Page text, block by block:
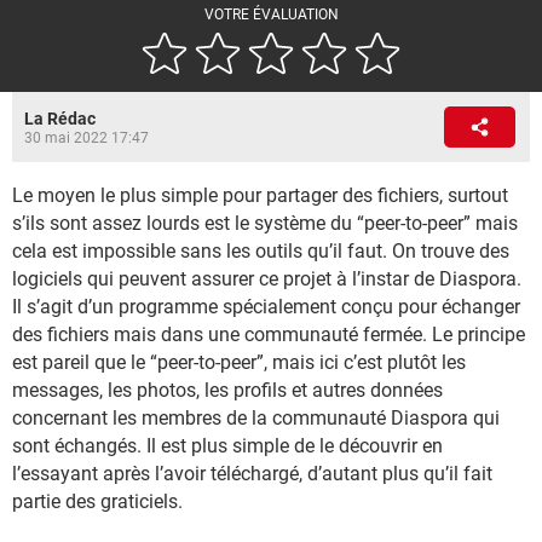
VOTRE ÉVALUATION
La Rédac
30 mai 2022 17:47
Le moyen le plus simple pour partager des fichiers, surtout
s’ils sont assez lourds est le système du “peer-to-peer” mais
cela est impossible sans les outils qu’il faut. On trouve des
logiciels qui peuvent assurer ce projet à l’instar de Diaspora.
Il s’agit d’un programme spécialement conçu pour échanger
des fichiers mais dans une communauté fermée. Le principe
est pareil que le “peer-to-peer”, mais ici c’est plutôt les
messages, les photos, les profils et autres données
concernant les membres de la communauté Diaspora qui
sont échangés. Il est plus simple de le découvrir en
l’essayant après l’avoir téléchargé, d’autant plus qu’il fait
partie des graticiels.